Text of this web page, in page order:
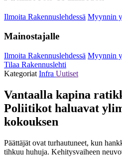
Ilmoita Rakennuslehdessä Myynnin
Mainostajalle
Ilmoita Rakennuslehdessä Myynnin
Tilaa Rakennuslehti
Kategoriat Infra Uutiset
Vantaalla kapina
Poliitikot haluavat
kokouksen
Päättäjät ovat turhautuneet, kun
tihkuu huhuja. Kehitysvaiheen